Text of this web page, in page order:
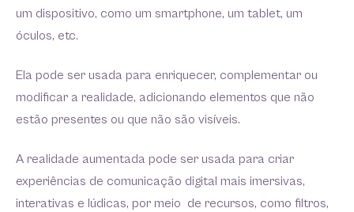
um dispositivo, como um smartphone, um tablet, um
óculos, etc.
Ela pode ser usada para enriquecer, complementar ou
modificar a realidade, adicionando elementos que não
estão presentes ou que não são visíveis.
A realidade aumentada pode ser usada para criar
experiências de comunicação digital mais imersivas,
interativas e lúdicas, por meio de recursos, como filtros,